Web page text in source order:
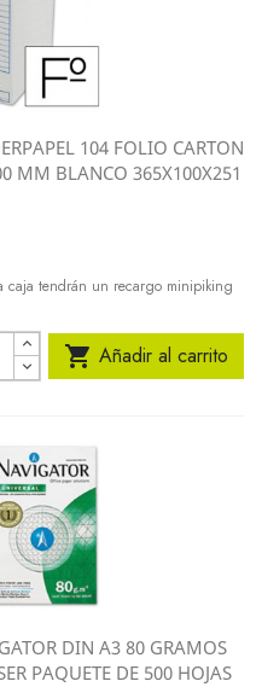
104 FOLIO CARTON
MM BLANCO 365X100X251
caja tendrán un recargo minipiking
 Añadir al carrito
DIN A3 80 GRAMOS
PAQUETE DE 500 HOJAS